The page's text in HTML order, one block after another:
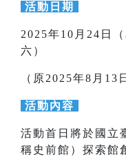
活動日期
2025年10月24日
六）
（原2025年8月13
活動內容
活動首日將於國立
稱史前館）探索館